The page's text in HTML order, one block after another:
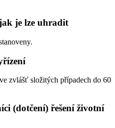
je lze uhradit
zvlášť složitých případech do 60
(dotčení) řešení životní